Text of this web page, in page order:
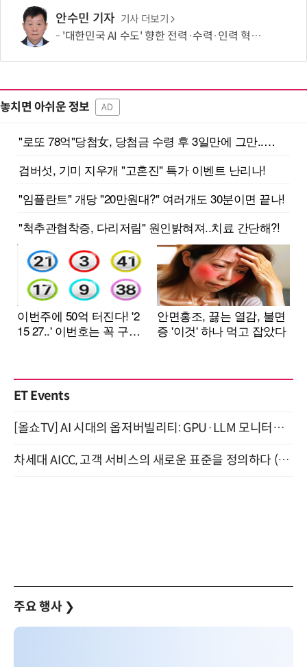
안수민 기자 기사 더보기
'대한민국 AI 수도' 향한 전력·수력·인력 혁신 시동…'충남 3력 혁신 TF 회의 첫 개최
놓치면 아쉬운 정보 AD
ET Events
[올쇼TV] AI 시대의 옵저버빌리티: GPU·LLM 모니터링부터 AI 기반 장애 대응까지 (8/11 생방송)
차세대 AICC, 고객 서비스의 새로운 표준을 정의하다 (9/9)
주요 행사 ❯